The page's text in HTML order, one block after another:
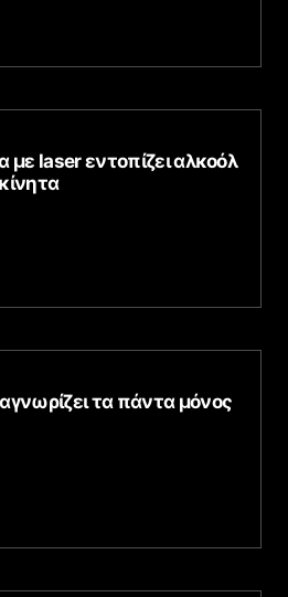
με laser εντοπίζει αλκοόλ
τα πάντα μόνος